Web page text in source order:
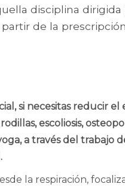
disciplina
partir de la
si necesitas reducir
escoliosis,
a través del trabajo
la respiración,